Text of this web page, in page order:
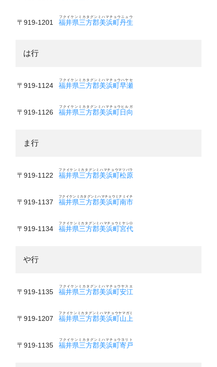
〒919-1201 福井県三方郡美浜町丹生
フクイケンミカタグンミハマチョウニュウ
は行
〒919-1124 福井県三方郡美浜町早瀬
フクイケンミカタグンミハマチョウハヤセ
〒919-1126 福井県三方郡美浜町日向
フクイケンミカタグンミハマチョウヒルガ
ま行
〒919-1122 福井県三方郡美浜町松原
フクイケンミカタグンミハマチョウマツバラ
〒919-1137 福井県三方郡美浜町南市
フクイケンミカタグンミハマチョウミナミイチ
〒919-1134 福井県三方郡美浜町宮代
フクイケンミカタグンミハマチョウミヤシロ
や行
〒919-1135 福井県三方郡美浜町安江
フクイケンミカタグンミハマチョウヤスエ
〒919-1207 福井県三方郡美浜町山上
フクイケンミカタグンミハマチョウヤマガミ
〒919-1135 福井県三方郡美浜町寄戸
フクイケンミカタグンミハマチョウヨリト